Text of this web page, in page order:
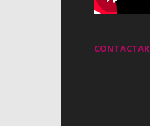
CONTACTAR